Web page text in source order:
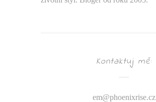
Kontaktuj mě:
em@phoenixrise.cz